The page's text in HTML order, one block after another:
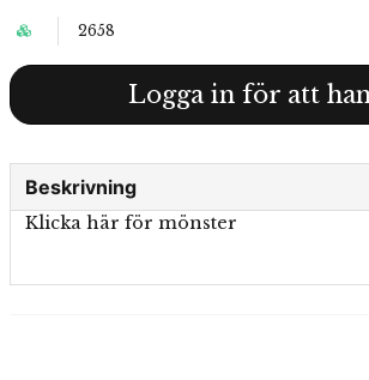
2658
Logga in för att
Beskrivning
Klicka här för mönster